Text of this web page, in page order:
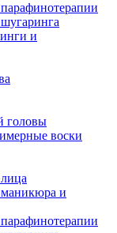
и
головы
воски
и